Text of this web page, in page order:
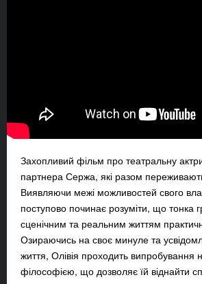
Захопливий фільм про театральну
партнера Сержа, які разом переживають
Виявляючи межі можливостей свого
поступово починає розуміти, що тонка
сценічним та реальним життям
Озираючись на своє минуле та
життя, Олівія проходить випробування
філософією, що дозволяє їй віднайти